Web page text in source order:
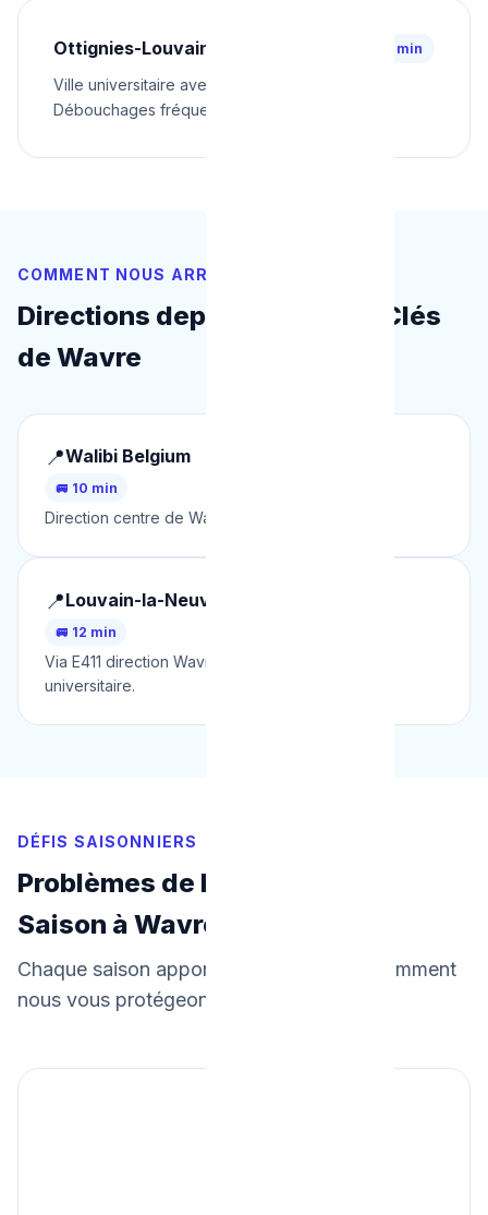
Ottignies-Louvain-la-Neuve ⚡ 30 min
Ville universitaire avec logements étudiants.
Débouchages fréquents et fuites
COMMENT NOUS ARRIVONS
Directions depuis les Points Clés
de Wavre
📍Walibi Belgium
🚐 10 min
Direction centre de Wavre via la N4.
📍Louvain-la-Neuve (Aula Magna)
🚐 12 min
Via E411 direction Wavre. Dessert toute la zone
universitaire.
DÉFIS SAISONNIERS
Problèmes de Plomberie par
Saison à Wavre
Chaque saison apporte ses défis. Voici comment
nous vous protégeons toute l'année.